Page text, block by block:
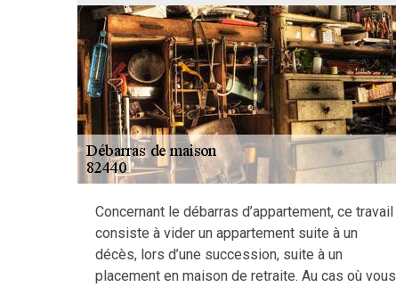
Concernant le débarras d’appartement, ce travail
consiste à vider un appartement suite à un
décès, lors d’une succession, suite à un
placement en maison de retraite. Au cas où vous